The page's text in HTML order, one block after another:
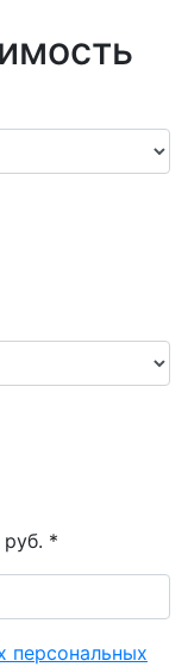
*
персональных